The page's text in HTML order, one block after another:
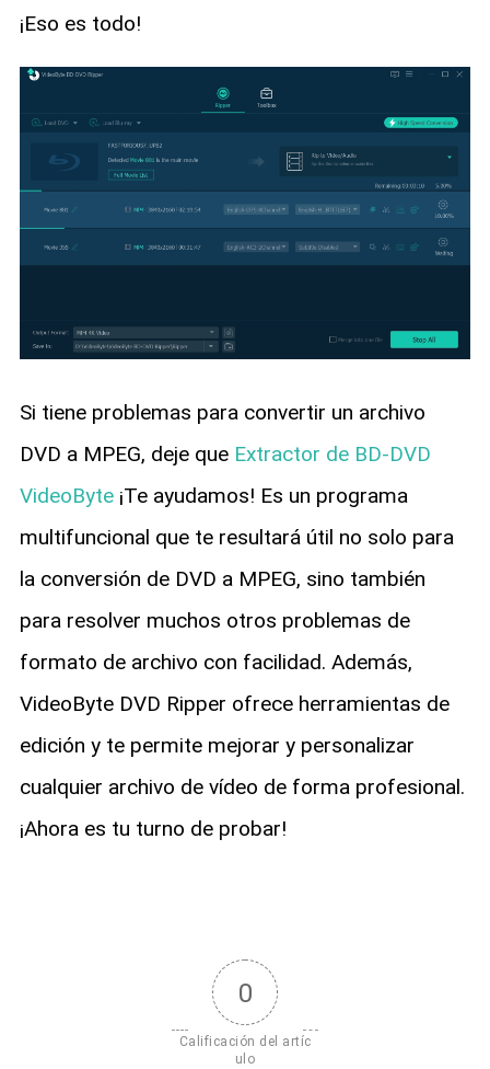
¡Eso es todo!
Si tiene problemas para convertir un archivo
DVD a MPEG, deje que Extractor de BD-DVD
VideoByte¡Te ayudamos! Es un programa
multifuncional que te resultará útil no solo para
la conversión de DVD a MPEG, sino también
para resolver muchos otros problemas de
formato de archivo con facilidad. Además,
VideoByte DVD Ripper ofrece herramientas de
edición y te permite mejorar y personalizar
cualquier archivo de vídeo de forma profesional.
¡Ahora es tu turno de probar!
0
Calificación del artíc
ulo